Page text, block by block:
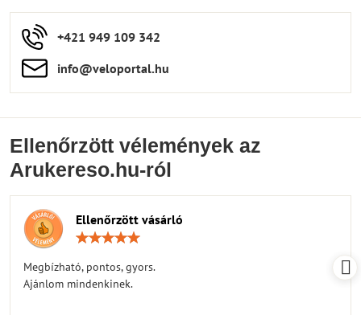
+421 949 109 342
info​​@veloportal​.hu
Ellenőrzött vélemények az
Arukereso.hu-ról
Ellenőrzött vásárló
Megbízható, pontos, gyors.
Ajánlom mindenkinek.